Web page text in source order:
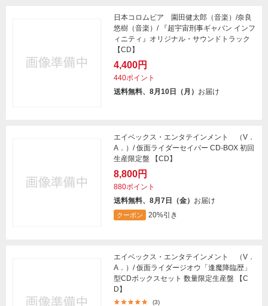
日本コロムビア 園田健太郎（音楽）/奈良
悠樹（音楽）/ 『超宇宙刑事ギャバン インフ
ィニティ』オリジナル・サウンドトラック
【CD】
4,400円
440ポイント
送料無料、8月10日（月） お届け
エイベックス・エンタテインメント （V．
A．）/ 仮面ライダーセイバー CD-BOX 初回
生産限定盤 【CD】
8,800円
880ポイント
送料無料、8月7日（金） お届け
クーポン 20%引き
エイベックス・エンタテインメント （V．
A．）/ 仮面ライダージオウ「逢魔降臨歴」
型CDボックスセット 数量限定生産盤 【C
D】
(3)